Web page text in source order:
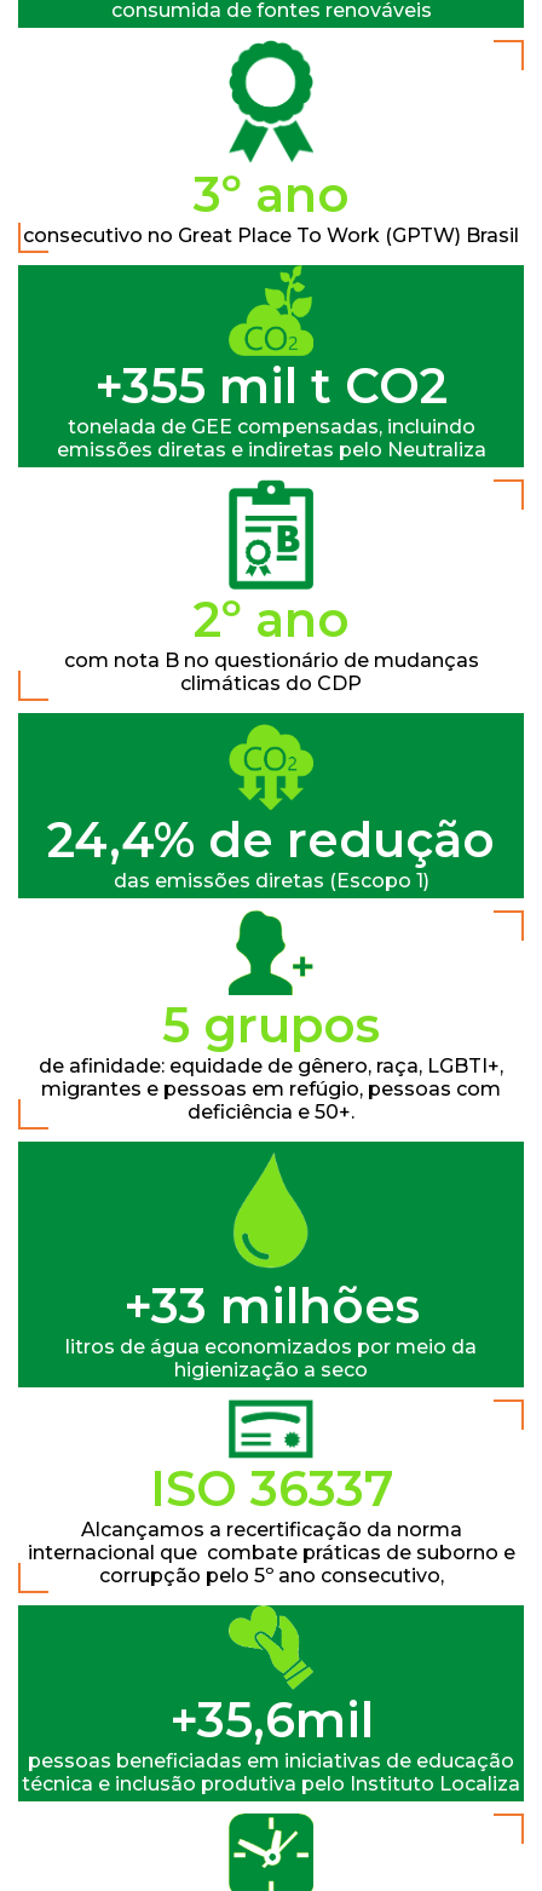
consumida de fontes renováveis
4º ano
consecutivo no Great Place To Work (GPTW) Brasil
+358 mil t CO2
tonelada de GEE compensadas, incluindo
emissões diretas e indiretas pelo Neutraliza
3º ano
com nota B no questionário de mudanças
climáticas do CDP
24,5% de redução
das emissões diretas (Escopo 1)
6 grupos
de afinidade: equidade de gênero, raça, LGBTI+,
migrantes e pessoas em refúgio, pessoas com
deficiência e 50+.
+34 milhões
litros de água economizados por meio da
higienização a seco
ISO 37001
Alcançamos a recertificação da norma
internacional que combate práticas de suborno e
corrupção pelo 5º ano consecutivo,
+36,2mil
pessoas beneficiadas em iniciativas de educação
técnica e inclusão produtiva pelo Instituto Localiza